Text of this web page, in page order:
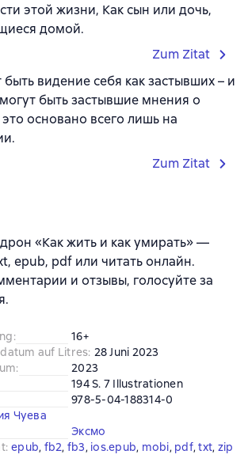
этой жизни, Как сын или дочь,
домой.
Zum Zitat
видение себя как застывших – и
быть застывшие мнения о
основано всего лишь на
Zum Zitat
«Как жить и как умирать» —
epub, pdf или читать онлайн.
и отзывы, голосуйте за
:
16+
auf Litres: 28 Juni 2023
:
2023
194 S. 7 Illustrationen
978-5-04-188314-0
Чуева
Эксмо
: epub, fb2, fb3, ios.epub, mobi, pdf, txt, zip